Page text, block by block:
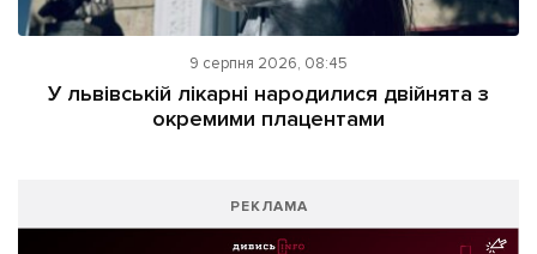
9 серпня 2026, 08:45
У львівській лікарні народилися двійнята з
окремими плацентами
РЕКЛАМА